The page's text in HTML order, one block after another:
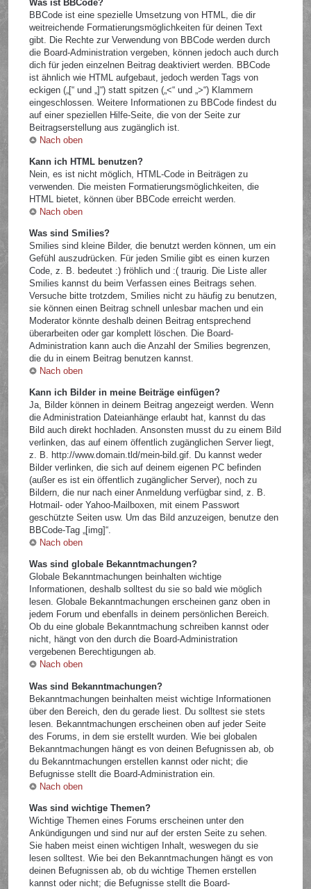
Was ist BBCode?
BBCode ist eine spezielle Umsetzung von HTML, die dir
weitreichende Formatierungsmöglichkeiten für deinen Text
gibt. Die Rechte zur Verwendung von BBCode werden durch
die Board-Administration vergeben, können jedoch auch durch
dich für jeden einzelnen Beitrag deaktiviert werden. BBCode
ist ähnlich wie HTML aufgebaut, jedoch werden Tags von
eckigen („[“ und „]“) statt spitzen („<“ und „>“) Klammern
eingeschlossen. Weitere Informationen zu BBCode findest du
auf einer speziellen Hilfe-Seite, die von der Seite zur
Beitragserstellung aus zugänglich ist.
Nach oben
Kann ich HTML benutzen?
Nein, es ist nicht möglich, HTML-Code in Beiträgen zu
verwenden. Die meisten Formatierungsmöglichkeiten, die
HTML bietet, können über BBCode erreicht werden.
Nach oben
Was sind Smilies?
Smilies sind kleine Bilder, die benutzt werden können, um ein
Gefühl auszudrücken. Für jeden Smilie gibt es einen kurzen
Code, z. B. bedeutet :) fröhlich und :( traurig. Die Liste aller
Smilies kannst du beim Verfassen eines Beitrags sehen.
Versuche bitte trotzdem, Smilies nicht zu häufig zu benutzen,
sie können einen Beitrag schnell unlesbar machen und ein
Moderator könnte deshalb deinen Beitrag entsprechend
überarbeiten oder gar komplett löschen. Die Board-
Administration kann auch die Anzahl der Smilies begrenzen,
die du in einem Beitrag benutzen kannst.
Nach oben
Kann ich Bilder in meine Beiträge einfügen?
Ja, Bilder können in deinem Beitrag angezeigt werden. Wenn
die Administration Dateianhänge erlaubt hat, kannst du das
Bild auch direkt hochladen. Ansonsten musst du zu einem Bild
verlinken, das auf einem öffentlich zugänglichen Server liegt,
z. B. http://www.domain.tld/mein-bild.gif. Du kannst weder
Bilder verlinken, die sich auf deinem eigenen PC befinden
(außer es ist ein öffentlich zugänglicher Server), noch zu
Bildern, die nur nach einer Anmeldung verfügbar sind, z. B.
Hotmail- oder Yahoo-Mailboxen, mit einem Passwort
geschützte Seiten usw. Um das Bild anzuzeigen, benutze den
BBCode-Tag „[img]“.
Nach oben
Was sind globale Bekanntmachungen?
Globale Bekanntmachungen beinhalten wichtige
Informationen, deshalb solltest du sie so bald wie möglich
lesen. Globale Bekanntmachungen erscheinen ganz oben in
jedem Forum und ebenfalls in deinem persönlichen Bereich.
Ob du eine globale Bekanntmachung schreiben kannst oder
nicht, hängt von den durch die Board-Administration
vergebenen Berechtigungen ab.
Nach oben
Was sind Bekanntmachungen?
Bekanntmachungen beinhalten meist wichtige Informationen
über den Bereich, den du gerade liest. Du solltest sie stets
lesen. Bekanntmachungen erscheinen oben auf jeder Seite
des Forums, in dem sie erstellt wurden. Wie bei globalen
Bekanntmachungen hängt es von deinen Befugnissen ab, ob
du Bekanntmachungen erstellen kannst oder nicht; die
Befugnisse stellt die Board-Administration ein.
Nach oben
Was sind wichtige Themen?
Wichtige Themen eines Forums erscheinen unter den
Ankündigungen und sind nur auf der ersten Seite zu sehen.
Sie haben meist einen wichtigen Inhalt, weswegen du sie
lesen solltest. Wie bei den Bekanntmachungen hängt es von
deinen Befugnissen ab, ob du wichtige Themen erstellen
kannst oder nicht; die Befugnisse stellt die Board-